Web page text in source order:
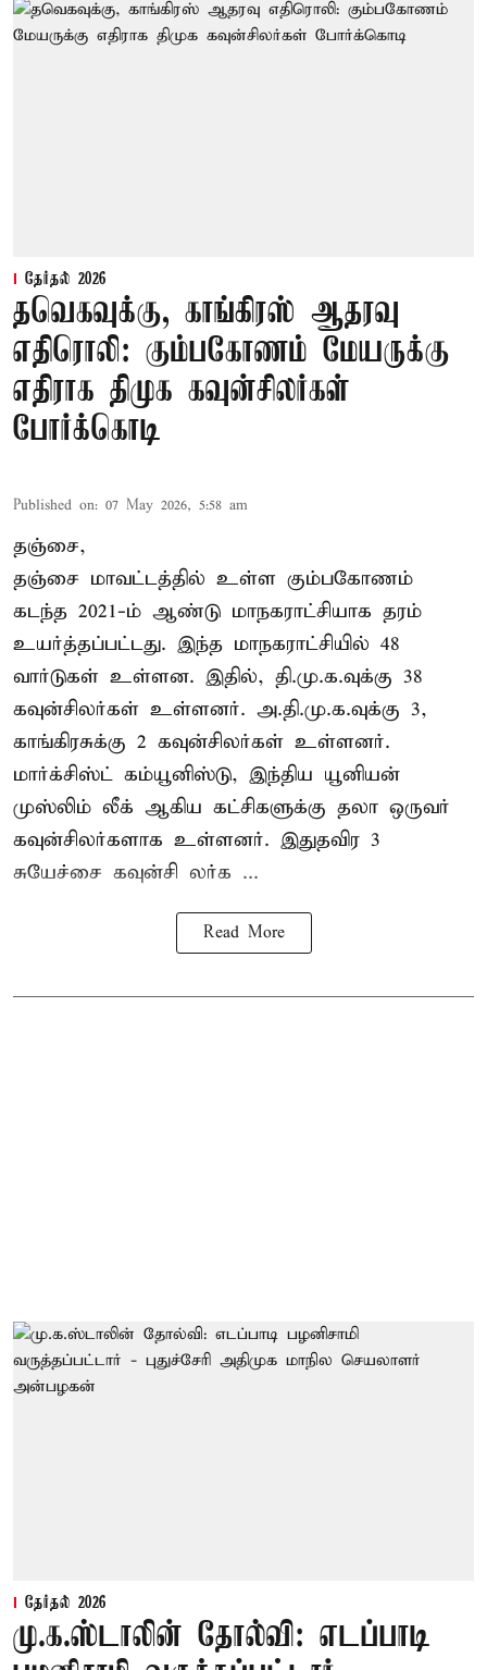
தேர்தல் 2026
தவெகவுக்கு, காங்கிரஸ் ஆதரவு
எதிரொலி: கும்பகோணம் மேயருக்கு
எதிராக திமுக கவுன்சிலர்கள்
போர்க்கொடி
Published on: 07 May 2026, 5:58 am
தஞ்சை,
தஞ்சை மாவட்டத்தில் உள்ள கும்பகோணம்
கடந்த 2021-ம் ஆண்டு மாநகராட்சியாக தரம்
உயர்த்தப்பட்டது. இந்த மாநகராட்சியில் 48
வார்டுகள் உள்ளன. இதில், தி.மு.க.வுக்கு 38
கவுன்சிலர்கள் உள்ளனர். அ.தி.மு.க.வுக்கு 3,
காங்கிரசுக்கு 2 கவுன்சிலர்கள் உள்ளனர்.
மார்க்சிஸ்ட் கம்யூனிஸ்டு, இந்திய யூனியன்
முஸ்லிம் லீக் ஆகிய கட்சிகளுக்கு தலா ஒருவர்
கவுன்சிலர்களாக உள்ளனர். இதுதவிர 3
சுயேச்சை கவுன்சி லர்க ...
Read More
தேர்தல் 2026
மு.க.ஸ்டாலின் தோல்வி: எடப்பாடி